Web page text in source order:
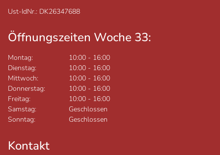
Ust-IdNr.: DK26347688
Öffnungszeiten Woche 33:
Montag: 10:00 - 16:00
Dienstag:
10:00 - 16:00
Mittwoch:
10:00 - 16:00
Donnerstag:
10:00 - 16:00
Freitag:
10:00 - 16:00
Samstag:
Geschlossen
Sonntag:
Geschlossen
Kontakt